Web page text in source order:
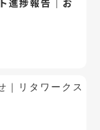
進捗報告｜お